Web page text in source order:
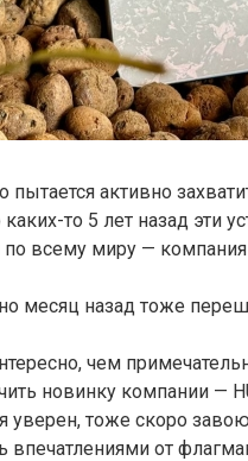
пытается активно
каких-то 5 лет назад эти
всему миру —
месяц назад тоже
чем
новинку компании —
уверен, тоже скоро
впечатлениями от